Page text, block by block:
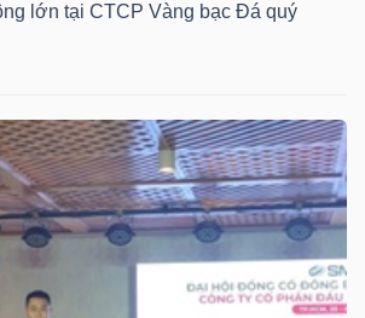
lớn tại CTCP Vàng bạc Đá quý